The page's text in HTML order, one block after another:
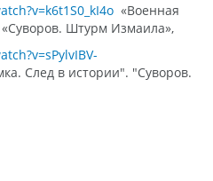
«Военная
Штурм Измаила»,
След в истории". "Суворов.